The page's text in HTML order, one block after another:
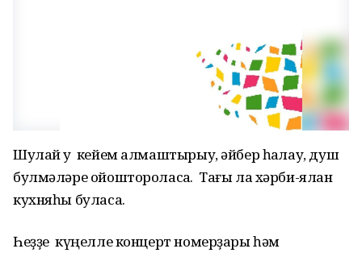
Шулай уҡ кейем алмаштырыу, әйбер һаҡлау, душ
булмәләре ойоштороласаҡ. Тағы ла хәрби-ялан
кухняһы буласаҡ.
Һеҙҙе күңелле концерт номерҙары һәм